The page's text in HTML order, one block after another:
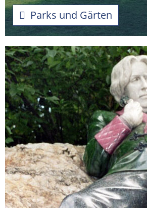
Parks und Gärten